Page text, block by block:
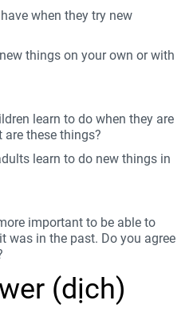
when they try new
things on your own or with
learn to do when they are
these things?
learn to do new things in
important to be able to
was in the past. Do you agree
(dịch)